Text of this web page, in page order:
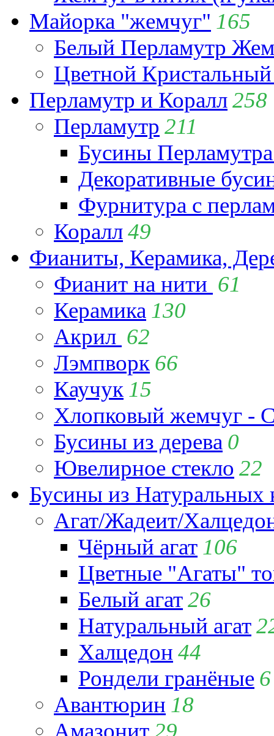
Майорка "жемчуг" 165
Белый Перламутр
Цветной
Перламутр и Коралл258
Перламутр 211
Бусины
Декоративные
Фурнитура с
Коралл49
Фианиты, Керамика,
Фианит на нити 61
Керамика 130
Акрил 62
Лэмпворк 66
Каучук 15
Хлопковый жемчуг -
Бусины из дерева 0
Ювелирное стекло 22
Бусины из Натуральных
Агат/Жадеит/
Чёрный агат 106
Цветные "Агаты"
Белый агат26
Натуральный агат
Халцедон 44
Рондели гранёные 6
Авантюрин 18
Амазонит 29